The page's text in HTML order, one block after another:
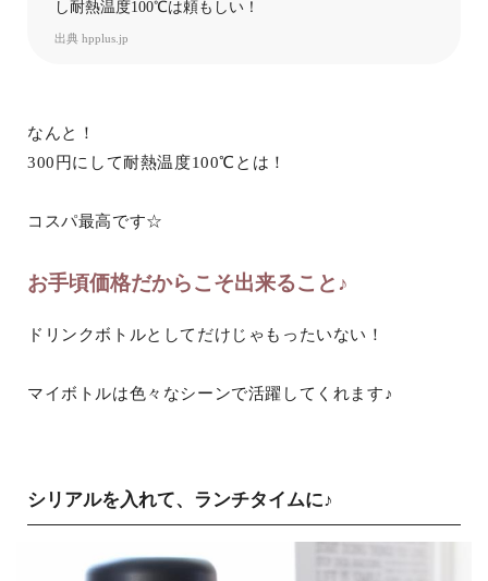
し耐熱温度100℃は頼もしい！
出典 hpplus.jp
なんと！
300円にして耐熱温度100℃とは！
コスパ最高です☆
お手頃価格だからこそ出来ること♪
ドリンクボトルとしてだけじゃもったいない！
マイボトルは色々なシーンで活躍してくれます♪
シリアルを入れて、ランチタイムに♪